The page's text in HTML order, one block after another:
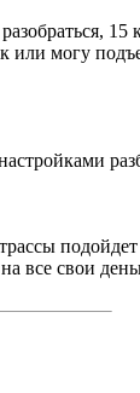
могу
все свои